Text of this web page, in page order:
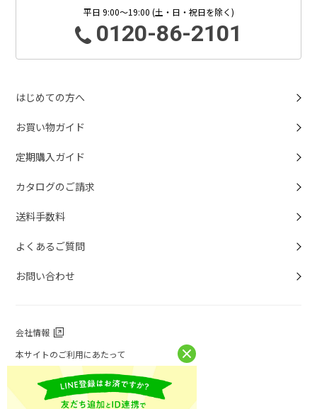
平日 9:00～19:00 (土・日・祝日を除く)
0120-86-2101
はじめての方へ
お買い物ガイド
定期購入ガイド
カタログのご請求
送料手数料
よくあるご質問
お問い合わせ
会社情報
本サイトのご利用にあたって
個人情報保護方針
個人情報取扱について